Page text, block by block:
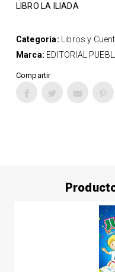
LIBRO LA ILIADA
Categoría:
Libros y
Marca: EDITORIAL
Compartir